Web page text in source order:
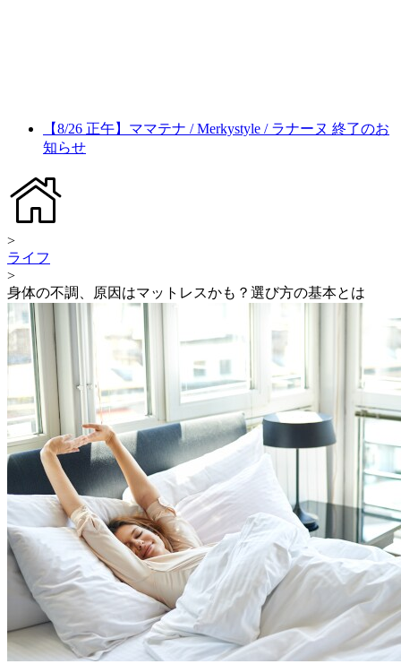
【8/26 正午】ママテナ / Merkystyle / ラナーヌ 終了のお
知らせ
>
ライフ
>
身体の不調、原因はマットレスかも？選び方の基本とは